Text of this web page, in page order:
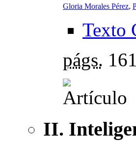
Gloria Morales Pérez,
Texto
págs.
II.